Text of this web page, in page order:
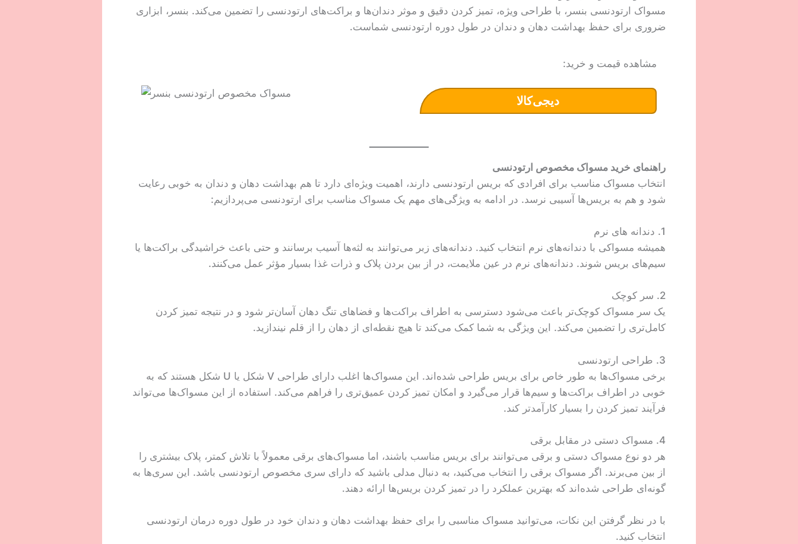
مسواک ارتودنسی بنسر، با طراحی ویژه، تمیز کردن دقیق و موثر دندان‌ها و براکت‌های ارتودنسی را تضمین می‌کند. بنسر، ابزاری
ضروری برای حفظ بهداشت دهان و دندان در طول دوره ارتودنسی شماست.
مشاهده قیمت و خرید:
دیجی‌کالا
راهنمای خرید مسواک مخصوص ارتودنسی
انتخاب مسواک مناسب برای افرادی که بریس ارتودنسی دارند، اهمیت ویژه‌ای دارد تا هم بهداشت دهان و دندان به خوبی رعایت
شود و هم به بریس‌ها آسیبی نرسد. در ادامه به ویژگی‌های مهم یک مسواک مناسب برای ارتودنسی می‌پردازیم:
1. دندانه های نرم
همیشه مسواکی با دندانه‌های نرم انتخاب کنید. دندانه‌های زبر می‌توانند به لثه‌ها آسیب برسانند و حتی باعث خراشیدگی براکت‌ها یا
سیم‌های بریس شوند. دندانه‌های نرم در عین ملایمت، در از بین بردن پلاک و ذرات غذا بسیار مؤثر عمل می‌کنند.
2. سر کوچک
یک سر مسواک کوچک‌تر باعث می‌شود دسترسی به اطراف براکت‌ها و فضاهای تنگ دهان آسان‌تر شود و در نتیجه تمیز کردن
کامل‌تری را تضمین می‌کند. این ویژگی به شما کمک می‌کند تا هیچ نقطه‌ای از دهان را از قلم نیندازید.
3. طراحی ارتودنسی
برخی مسواک‌ها به طور خاص برای بریس طراحی شده‌اند. این مسواک‌ها اغلب دارای طراحی V شکل یا U شکل هستند که به
خوبی در اطراف براکت‌ها و سیم‌ها قرار می‌گیرد و امکان تمیز کردن عمیق‌تری را فراهم می‌کند. استفاده از این مسواک‌ها می‌تواند
فرآیند تمیز کردن را بسیار کارآمدتر کند.
4. مسواک دستی در مقابل برقی
هر دو نوع مسواک دستی و برقی می‌توانند برای بریس مناسب باشند، اما مسواک‌های برقی معمولاً با تلاش کمتر، پلاک بیشتری را
از بین می‌برند. اگر مسواک برقی را انتخاب می‌کنید، به دنبال مدلی باشید که دارای سری مخصوص ارتودنسی باشد. این سری‌ها به
گونه‌ای طراحی شده‌اند که بهترین عملکرد را در تمیز کردن بریس‌ها ارائه دهند.
با در نظر گرفتن این نکات، می‌توانید مسواک مناسبی را برای حفظ بهداشت دهان و دندان خود در طول دوره درمان ارتودنسی
انتخاب کنید.